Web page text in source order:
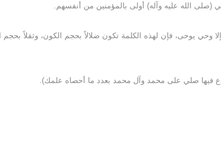
(صلى الله عليه وآله) أولى بالمؤمنين من أنفسهم.
وحي يوحى، فإن لهذه الكلمة تكون ضلالاً بحجم الكون، وثقلاً بحجم
فيها صلي على محمد وآل محمد بعدد ما أحصاه علمك).